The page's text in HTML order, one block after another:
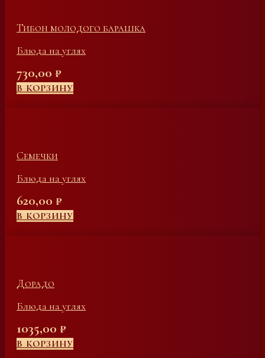
Тибон молодого барашка
Блюда на углях
730,00 ₽
В КОРЗИНУ
Семечки
Блюда на углях
620,00 ₽
В КОРЗИНУ
Дорадо
Блюда на углях
1035,00 ₽
В КОРЗИНУ